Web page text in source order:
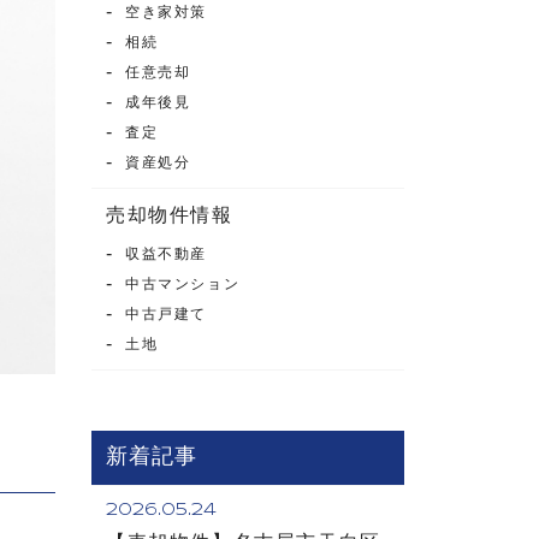
空き家対策
相続
任意売却
成年後見
査定
資産処分
売却物件情報
収益不動産
中古マンション
中古戸建て
土地
新着記事
2026.05.24